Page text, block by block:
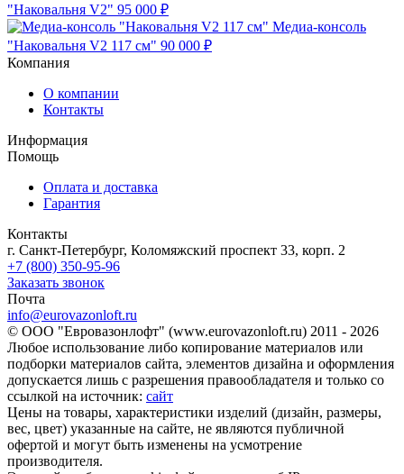
"Наковальня V2" 95 000 ₽
Медиа-консоль
"Наковальня V2 117 см" 90 000 ₽
Компания
О компании
Контакты
Информация
Помощь
Оплата и доставка
Гарантия
Контакты
г. Санкт-Петербург, Коломяжский проспект 33, корп. 2
+7 (800) 350-95-96
Заказать звонок
Почта
info@eurovazonloft.ru
© ООО "Евровазонлофт" (www.eurovazonloft.ru) 2011 - 2026
Любое использование либо копирование материалов или
подборки материалов сайта, элементов дизайна и оформления
допускается лишь с разрешения правообладателя и только со
ссылкой на источник: сайт
Цены на товары, характеристики изделий (дизайн, размеры,
вес, цвет) указанные на сайте, не являются публичной
офертой и могут быть изменены на усмотрение
производителя.